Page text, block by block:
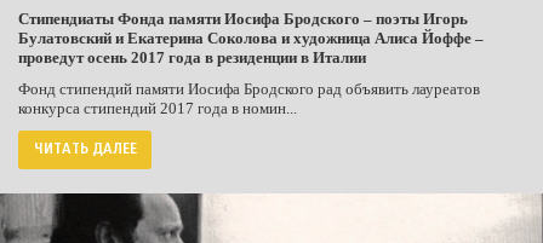
Стипендиаты Фонда памяти Иосифа Бродского – поэты Игорь
Булатовский и Екатерина Соколова и художница Алиса Йоффе –
проведут осень 2017 года в резиденции в Италии
Фонд стипендий памяти Иосифа Бродского рад объявить лауреатов
конкурса стипендий 2017 года в номин...
ЧИТАТЬ ДАЛЕЕ